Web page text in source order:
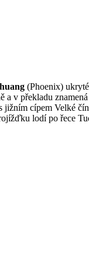
(Phoenix)
a v překladu
jižním cípem Velké
lodí po řece